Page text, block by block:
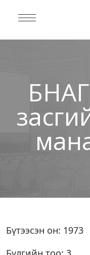
Бүтээсэн он: 1973